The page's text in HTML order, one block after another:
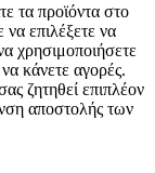
τα προϊόντα στο
επιλέξετε να
χρησιμοποιήσετε
κάνετε αγορές.
ζητηθεί επιπλέον
αποστολής των